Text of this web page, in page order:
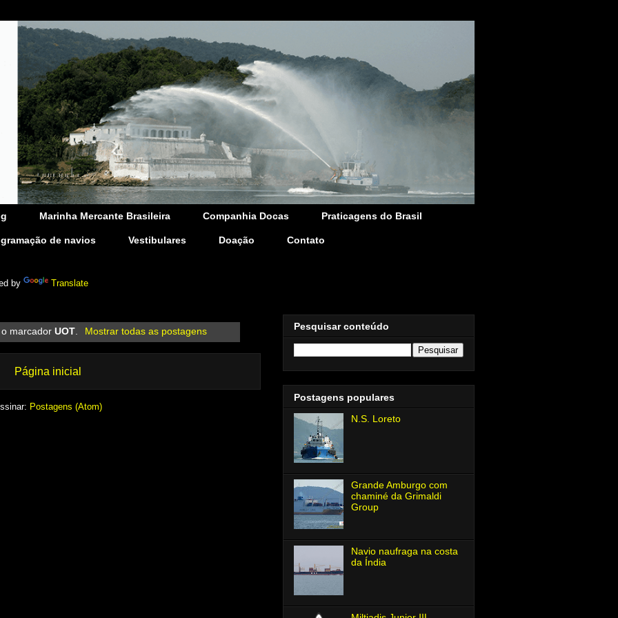
Marinha Mercante Brasileira Companhia Docas Praticagens do Brasil
de navios Vestibulares Doação Contato
by Translate
o marcadorUOT. Mostrar todas as postagens
Página inicial
Postagens (Atom)
Pesquisar conteúdo
Postagens populares
N.S. Loreto
Grande Amburgo com
chaminé da Grimaldi
Group
Navio naufraga na costa
da Índia